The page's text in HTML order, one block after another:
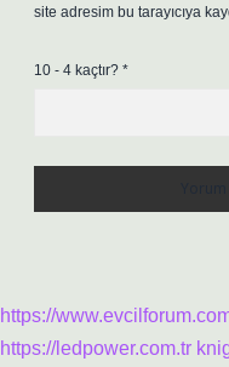
site adresim bu tarayıcıya
10 - 4 kaçtır? *
https://
https://ledpower.com.tr